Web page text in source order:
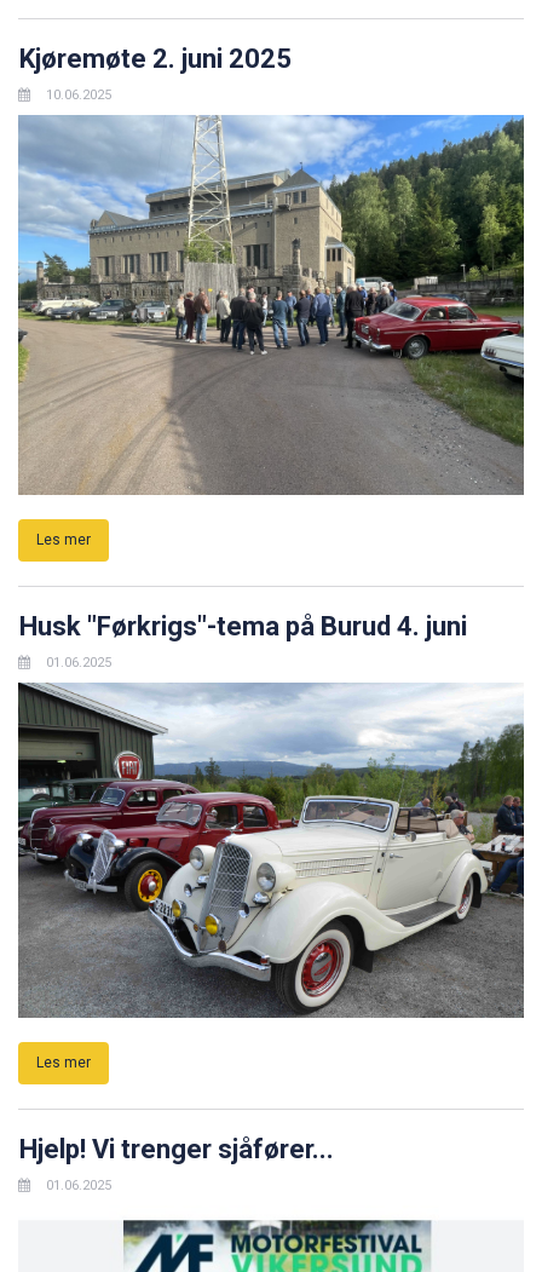
Kjøremøte 2. juni 2025
10.06.2025
Les mer
Husk "Førkrigs"-tema på Burud 4. juni
01.06.2025
Les mer
Hjelp! Vi trenger sjåfører...
01.06.2025